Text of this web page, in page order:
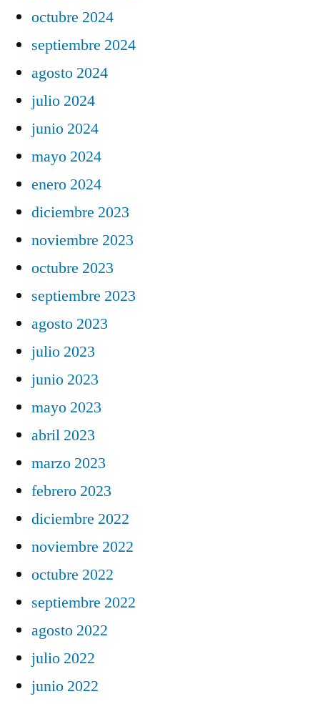
octubre 2024
septiembre 2024
agosto 2024
julio 2024
junio 2024
mayo 2024
enero 2024
diciembre 2023
noviembre 2023
octubre 2023
septiembre 2023
agosto 2023
julio 2023
junio 2023
mayo 2023
abril 2023
marzo 2023
febrero 2023
diciembre 2022
noviembre 2022
octubre 2022
septiembre 2022
agosto 2022
julio 2022
junio 2022